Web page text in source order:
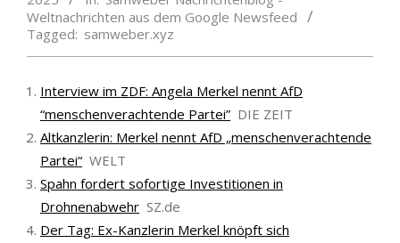
Weltnachrichten aus dem Google Newsfeed
Tagged: samweber.xyz
Interview im ZDF: Angela Merkel nennt AfD
“menschenverachtende Partei” DIE ZEIT
Altkanzlerin: Merkel nennt AfD „menschenverachtende
Partei“ WELT
Spahn fordert sofortige Investitionen in
Drohnenabwehr SZ.de
Der Tag: Ex-Kanzlerin Merkel knöpft sich